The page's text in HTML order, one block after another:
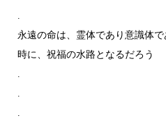
.
永遠の命は、霊体であり意識体
時に、祝福の水路となるだろう
.
.
.